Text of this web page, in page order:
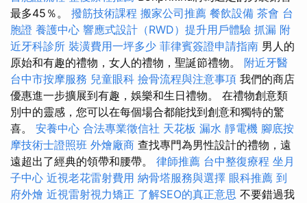
最多45％。 撥筋技術課程 搬家公司推薦 餐飲設備 茶會 台
胞證 養護中心 響應式設計（RWD）提升用戶體驗 抓漏 附
近牙科診所 裝潢費用一坪多少 菲律賓簽證申請指南 男人的
原始和有趣的禮物，女人的禮物，聖誕節禮物。 附近牙醫
台中市按摩服務 兒童眼科 撿骨流程與注意事項 我們的商店
優惠進一步擴展到有趣，娛樂和生日禮物。 在禮物創意類
別中的靈感，您可以在每個場合都能找到創意和獨特的驚
喜。 安養中心 合法專業徵信社 天花板 漏水 靜電機 腳底按
摩技術士證照班 外燴廠商 查找專門為男性設計的禮物，遠
遠超出了經典的領帶和腰帶。 律師推薦 台中整復療程 坐月
子中心 近視老花雷射費用 納骨塔服務與選擇 眼科推薦 到
府外燴 近視雷射視力矯正 了解SEO的真正意思 不要錯過我